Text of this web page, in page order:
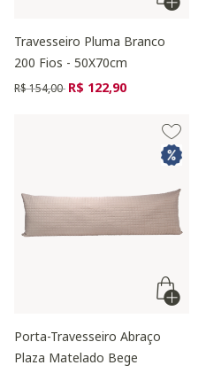
Travesseiro Pluma Branco
200 Fios - 50X70cm
Preço reduzido de
R$ 154,00 para
R$ 122,90
Porta-Travesseiro Abraço
Plaza Matelado Bege